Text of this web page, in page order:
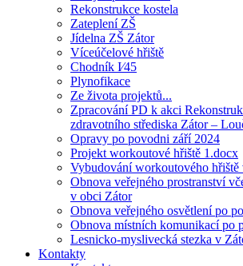
Rekonstrukce kostela
Zateplení ZŠ
Jídelna ZŠ Zátor
Víceúčelové hřiště
Chodník I⁄45
Plynofikace
Ze života projektů...
Zpracování PD k akci
zdravotního střediska Zátor –
Opravy po povodni září 2024
Projekt workoutové hřiště 1.docx
Vybudování workoutového hřiště
Obnova veřejného prostranství
v obci Zátor
Obnova veřejného osvětlení po
Obnova místních komunikací po
Lesnicko-myslivecká stezka v
Kontakty